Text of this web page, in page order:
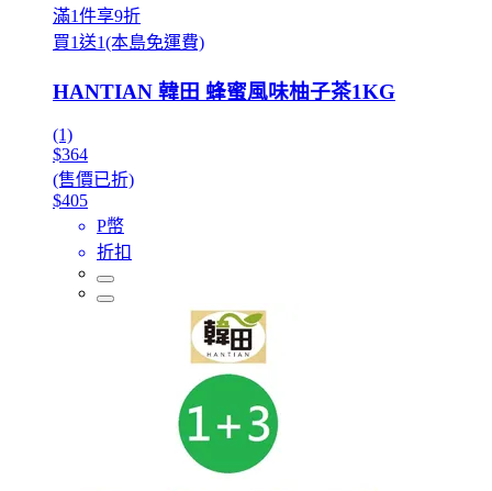
滿1件享9折
買1送1(本島免運費)
HANTIAN 韓田 蜂蜜風味柚子茶1KG
(1)
$364
(售價已折)
$405
P幣
折扣